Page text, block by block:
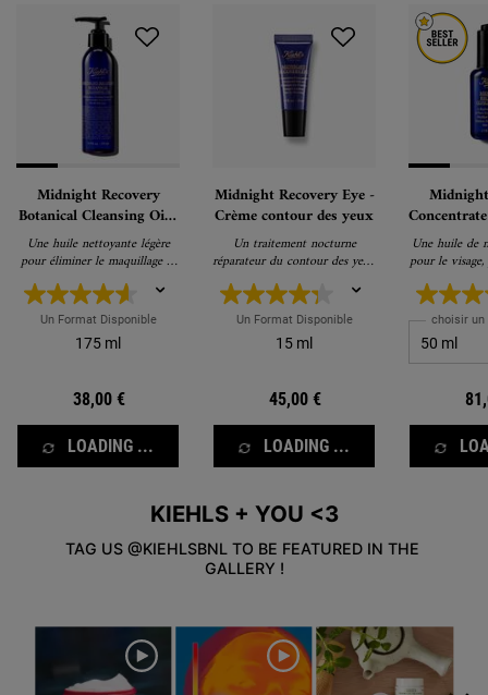
Midnight Recovery
Botanical Cleansing Oil -
Démaquillant
Une huile nettoyante légère
pour éliminer le maquillage et
les impuretés
Un Format Disponible
175 ml
38,00 €
LOADING ...
Midnight Recovery Eye -
Crème contour des yeux
Un traitement nocturne
réparateur du contour des yeux
pour une apparence plus
fraîche et plus jeune le
lendemain matin.
Un Format Disponible
15 ml
45,00 €
LOADING ...
le
Une huile de
pour le
avec une
choisir
KIEHLS + YOU <3
TAG US @KIEHLSBNL TO BE FEATURED IN THE
GALLERY !
Media Carousel
Carousel with product photos. Use the previous and next buttons